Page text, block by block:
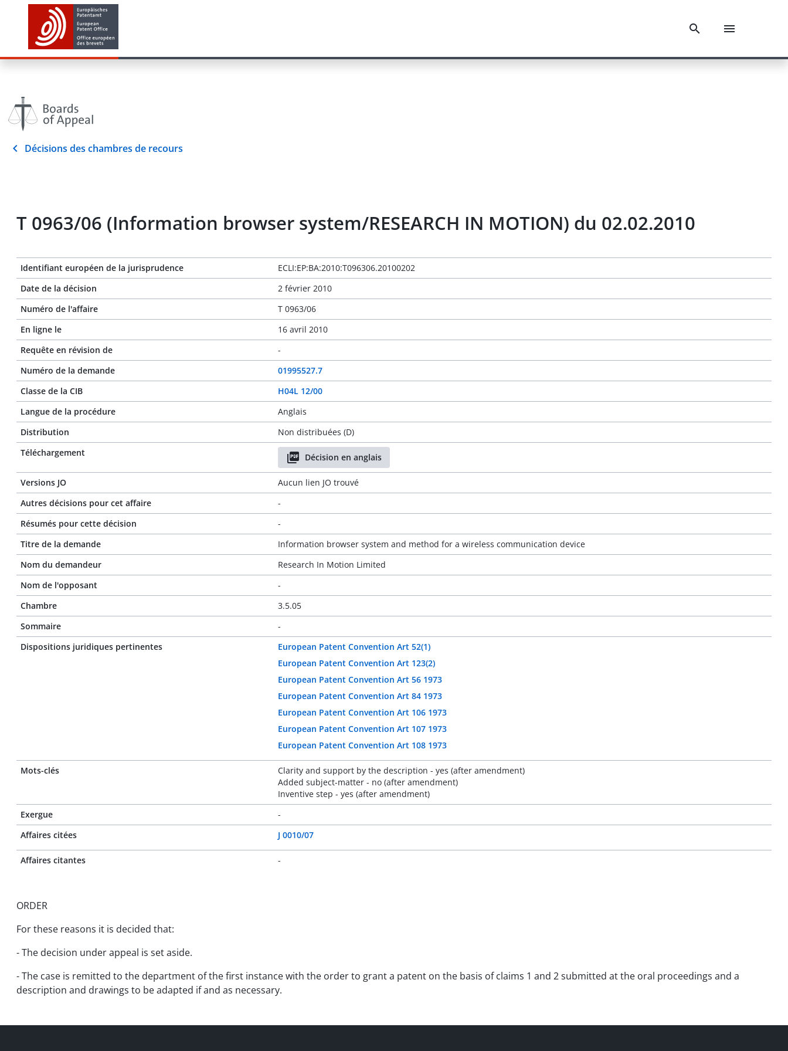
Décisions des chambres de recours
T 0963/06 (Information browser system/RESEARCH IN MOTION) du 02.02.2010
Identifiant européen de la jurisprudence
ECLI:EP:BA:2010:T096306.20100202
Date de la décision
2 février 2010
Numéro de l'affaire
T 0963/06
En ligne le
16 avril 2010
Requête en révision de
-
Numéro de la demande
01995527.7
Classe de la CIB
H04L 12/00
Langue de la procédure
Anglais
Distribution
Non distribuées (D)
Téléchargement
Décision en anglais
Versions JO
Aucun lien JO trouvé
Autres décisions pour cet affaire
-
Résumés pour cette décision
-
Titre de la demande
Information browser system and method for a wireless communication device
Nom du demandeur
Research In Motion Limited
Nom de l'opposant
-
Chambre
3.5.05
Sommaire
-
Dispositions juridiques pertinentes
European Patent Convention Art 52(1)
European Patent Convention Art 123(2)
European Patent Convention Art 56 1973
European Patent Convention Art 84 1973
European Patent Convention Art 106 1973
European Patent Convention Art 107 1973
European Patent Convention Art 108 1973
Mots-clés
Clarity and support by the description - yes (after amendment)
Added subject-matter - no (after amendment)
Inventive step - yes (after amendment)
Exergue
-
Affaires citées
J 0010/07
Affaires citantes -
ORDER
For these reasons it is decided that:
- The decision under appeal is set aside.
- The case is remitted to the department of the first instance with the order to grant a patent on the basis of claims 1 and 2 submitted at the oral proceedings and a
description and drawings to be adapted if and as necessary.